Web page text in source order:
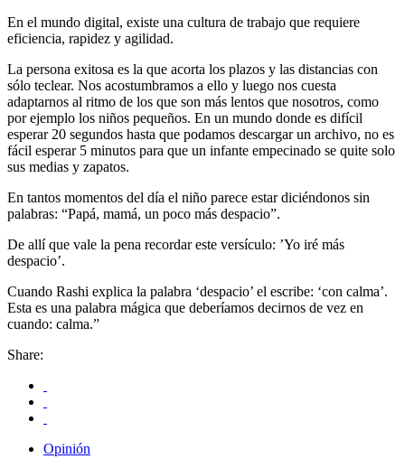
En el mundo digital, existe una cultura de trabajo que requiere
eficiencia, rapidez y agilidad.
La persona exitosa es la que acorta los plazos y las distancias con
sólo teclear. Nos acostumbramos a ello y luego nos cuesta
adaptarnos al ritmo de los que son más lentos que nosotros, como
por ejemplo los niños pequeños. En un mundo donde es difícil
esperar 20 segundos hasta que podamos descargar un archivo, no es
fácil esperar 5 minutos para que un infante empecinado se quite solo
sus medias y zapatos.
En tantos momentos del día el niño parece estar diciéndonos sin
palabras: “Papá, mamá, un poco más despacio”.
De allí que vale la pena recordar este versículo: ’Yo iré más
despacio’.
Cuando Rashi explica la palabra ‘despacio’ el escribe: ‘con calma’.
Esta es una palabra mágica que deberíamos decirnos de vez en
cuando: calma.”
Share:
Opinión